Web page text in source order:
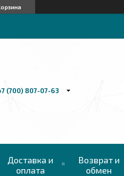
(700) 807-07-63
Доставка и
оплата
Возврат и
обмен